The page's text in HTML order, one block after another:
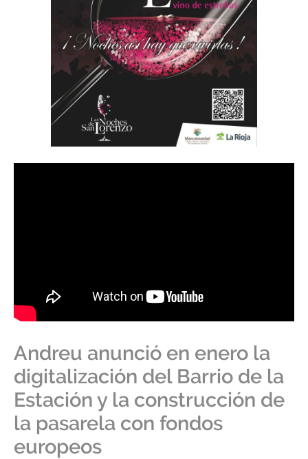
Andreu anunció en enero la
digitalización del Barrio de la
Estación y la construcción de
la pasarela con fondos
europeos